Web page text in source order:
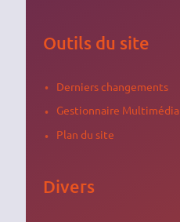
Outils du site
Derniers changements
Gestionnaire Multimédia
Plan du site
Divers